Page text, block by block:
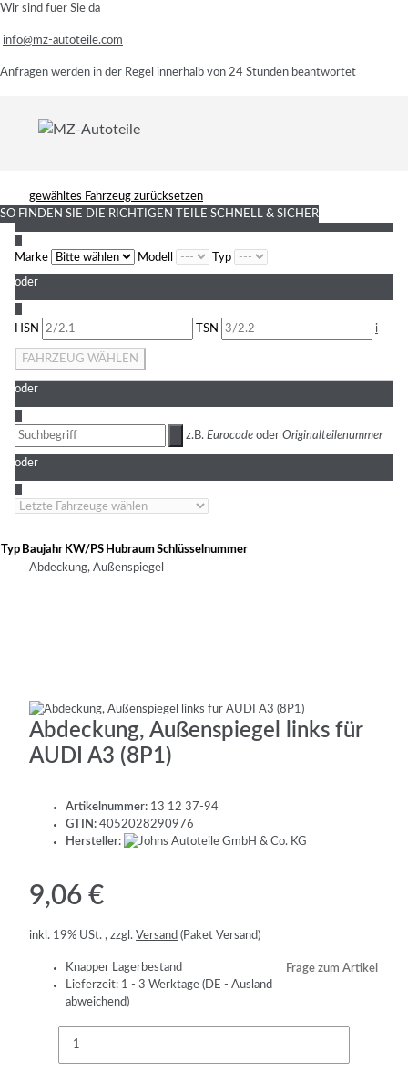
Wir sind fuer Sie da
info@mz-autoteile.com
Anfragen werden in der Regel innerhalb von 24 Stunden beantwortet
gewähltes Fahrzeug zurücksetzen
SO FINDEN SIE DIE RICHTIGEN TEILE SCHNELL & SICHER
Marke
Modell Typ
oder
HSN
TSN i
FAHRZEUG WÄHLEN
oder
z.B. Eurocode oder Originalteilenummer
oder
Typ Baujahr KW/PS HubraumSchlüsselnummer
Abdeckung, Außenspiegel
Abdeckung, Außenspiegel links für
AUDI A3 (8P1)
Artikelnummer: 13 12 37-94
GTIN: 4052028290976
Hersteller:
9,06 €
inkl. 19% USt. , zzgl. Versand (Paket Versand)
Knapper Lagerbestand
Lieferzeit: 1 - 3 Werktage (DE - Ausland
abweichend)
Frage zum Artikel